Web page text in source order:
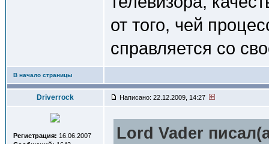
от того, чей
справляется со
В начало страницы
Driverrock Написано: 22.12.2009, 14:27
Регистрация: 16.06.2007
Lord Vader